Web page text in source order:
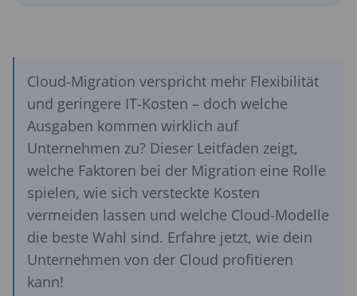
Cloud-Migration verspricht mehr Flexibilität
und geringere IT-Kosten – doch welche
Ausgaben kommen wirklich auf
Unternehmen zu? Dieser Leitfaden zeigt,
welche Faktoren bei der Migration eine Rolle
spielen, wie sich versteckte Kosten
vermeiden lassen und welche Cloud-Modelle
die beste Wahl sind. Erfahre jetzt, wie dein
Unternehmen von der Cloud profitieren
kann!